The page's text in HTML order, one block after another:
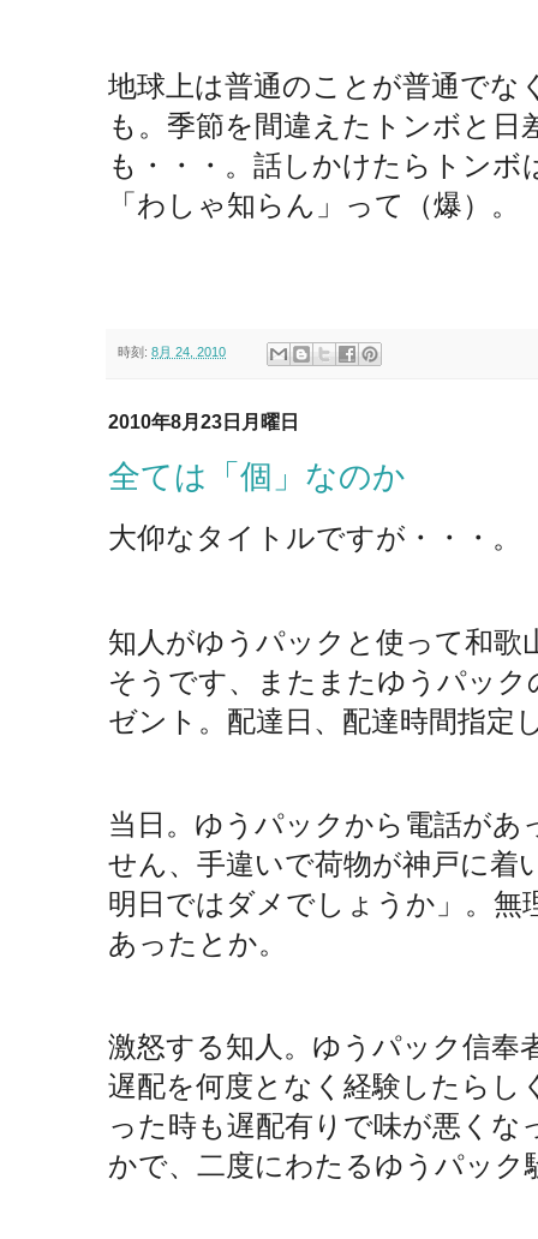
地球上は普通のことが普通でな
も。季節を間違えたトンボと日
も・・・。話しかけたらトン
「わしゃ知らん」って（爆）。
時刻: 8月 24, 2010
2010年8月23日月曜日
全ては「個」なのか
大仰なタイトルですが・・・。
知人がゆうパックと使って和歌
そうです、またまたゆうパッ
ゼント。配達日、配達時間指定
当日。ゆうパックから電話があ
せん、手違いで荷物が神戸に着
明日ではダメでしょうか」。無
あったとか。
激怒する知人。ゆうパック信奉
遅配を何度となく経験したらし
った時も遅配有りで味が悪く
かで、二度にわたるゆうパック